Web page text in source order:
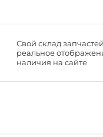
Свой склад
реальное
наличия на сайте